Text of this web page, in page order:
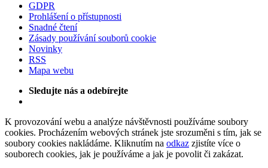
GDPR
Prohlášení o přístupnosti
Snadné čtení
Zásady používání souborů cookie
Novinky
RSS
Mapa webu
Sledujte nás a odebírejte
K provozování webu a analýze návštěvnosti používáme soubory
cookies. Procházením webových stránek jste srozuměni s tím, jak se
soubory cookies nakládáme. Kliknutím na odkaz zjistíte více o
souborech cookies, jak je používáme a jak je povolit či zakázat.